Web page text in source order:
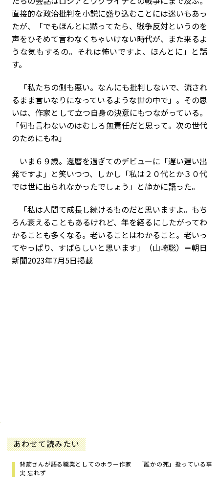
直接的な政治批判を小説に盛り込むことには迷いもあっ
たが、「でもほんとに黙ってたら、戦争反対というのを
声をひそめて言わなくちゃいけない時代が、また来るよ
うな気もするの。それは怖いですよ、ほんとに」と話
す。
「私たちの側も悪い。なんにも批判しないで、流され
るまま言いなりになっているような世の中で」。その思
いは、作家として立つ自身の決意にもつながっている。
「何も言わないのはむしろ無責任だと思って。次の世代
のためにもね」
いま６９歳。還暦を過ぎてのデビューに「遅い遅い出
発ですよ」と笑いつつ、しかし「私は２０代とか３０代
では世に出られなかったでしょう」と静かに語った。
「私は人間て成長し続けるものだと思いますよ。もち
ろん衰えることもあるけれど、年を経るにしたがってわ
かることも多くなる。老いることはわかること。老いっ
てやっぱり、すばらしいと思います」（山崎聡）＝朝日
新聞2023年7月5日掲載
あわせて読みたい
背筋さんが語る職業としてのホラー作家 「誰かの死」扱っている事
実 忘れず